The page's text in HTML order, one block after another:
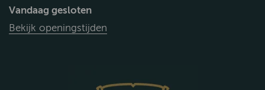
Vandaag gesloten
Bekijk openingstijden